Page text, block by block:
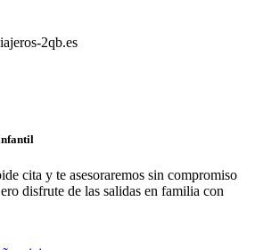
2qb.es
cita y te asesoraremos sin compromiso
disfrute de las salidas en familia con